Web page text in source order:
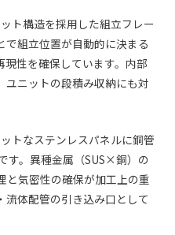
ト構造を採用した組立フレー
で組立位置が自動的に決まる
性を確保しています。内部
ユニットの段積み収納にも対
トなステンレスパネルに銅管
す。異種金属（SUS×銅）の
と気密性の確保が加工上の重
体配管の引き込み口として